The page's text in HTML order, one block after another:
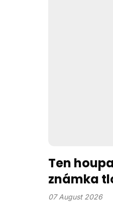
Ten
známka
07 August 2026